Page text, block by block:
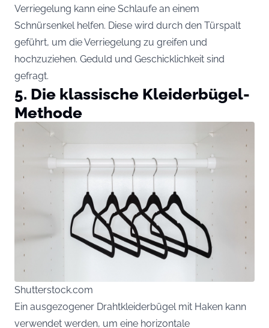
Verriegelung kann eine Schlaufe an einem
Schnürsenkel helfen. Diese wird durch den Türspalt
geführt, um die Verriegelung zu greifen und
hochzuziehen. Geduld und Geschicklichkeit sind
gefragt.
5. Die klassische Kleiderbügel-
Methode
Shutterstock.com
Ein ausgezogener Drahtkleiderbügel mit Haken kann
verwendet werden, um eine horizontale